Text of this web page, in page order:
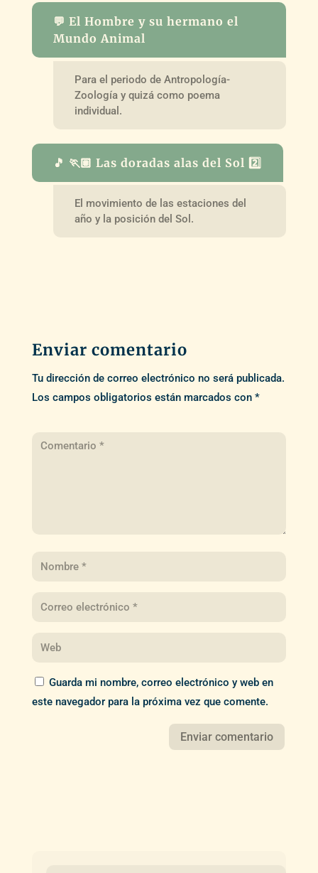
💬 El Hombre y su hermano el
Mundo Animal
Para el periodo de Antropología-
Zoología y quizá como poema
individual.
🎵 🏃🏽 Las doradas alas del Sol 2️⃣
El movimiento de las estaciones del
año y la posición del Sol.
Enviar comentario
Tu dirección de correo electrónico no será publicada.
Los campos obligatorios están marcados con *
Guarda mi nombre, correo electrónico y web en
este navegador para la próxima vez que comente.